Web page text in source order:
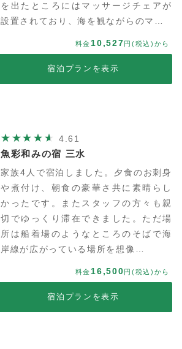
を出たところにはマッサージチェアが
設置されており、海を観ながらのマ…
料金 10,527円(税込)から
宿泊プランを表示
4.61
魚彩和みの宿 三水
家族4人で宿泊しました。夕食のお刺身
や煮付け、朝食の豪華さ共に素晴らし
かったです。またスタッフの方々も親
切でゆっくり滞在できました。ただ場
所は船着場のようなところのそばで海
岸線が広がっている場所を想像…
料金 16,500円(税込)から
宿泊プランを表示